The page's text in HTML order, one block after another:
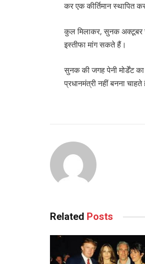
कर एक कीर्तिमान स्थापित
कुल मिलाकर, सुनक अक्टूबर
इस्तीफा मांग सकते हैं।
सुनक की जगह पेनी मोर्डेंट
प्रधानमंत्री नहीं बनना चाहते
Related Posts